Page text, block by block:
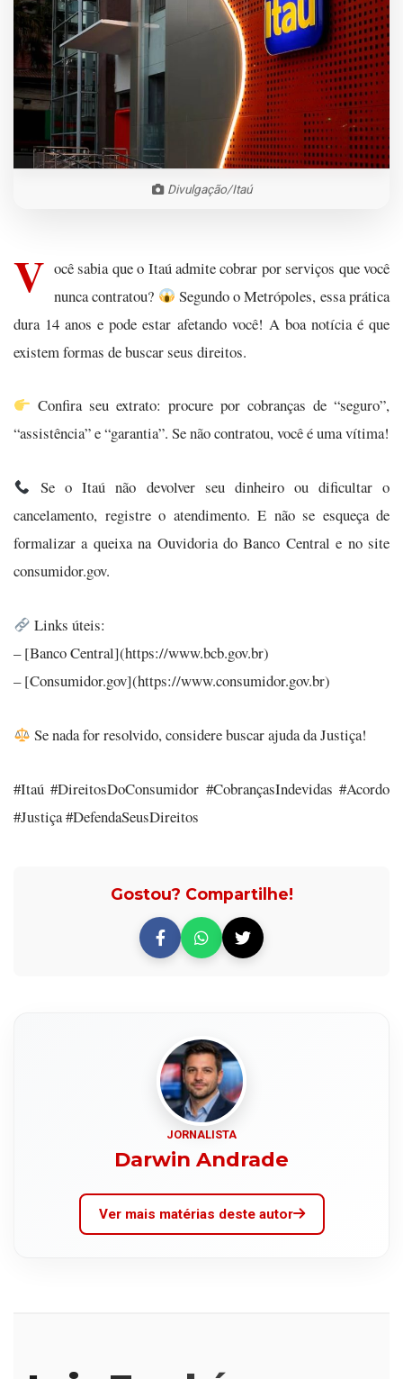
Divulgação/Itaú
V ocê sabia que o Itaú admite cobrar por serviços que você
nunca contratou?
Segundo o Metrópoles, essa prática
dura 14 anos e pode estar afetando você! A boa notícia é que
existem formas de buscar seus direitos.
Confira seu extrato: procure por cobranças de “seguro”,
“assistência” e “garantia”. Se não contratou, você é uma vítima!
Se o Itaú não devolver seu dinheiro ou dificultar o
cancelamento, registre o atendimento. E não se esqueça de
formalizar a queixa na Ouvidoria do Banco Central e no site
consumidor.gov.
Links úteis:
– [Banco Central](https://www.bcb.gov.br)
– [Consumidor.gov](https://www.consumidor.gov.br)
Se nada for resolvido, considere buscar ajuda da Justiça!
#Itaú #DireitosDoConsumidor #CobrançasIndevidas #Acordo
#Justiça #DefendaSeusDireitos
Gostou? Compartilhe!
JORNALISTA
Darwin Andrade
Ver mais matérias deste autor